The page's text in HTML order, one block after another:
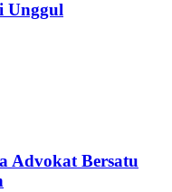
Unggul
Advokat Bersatu